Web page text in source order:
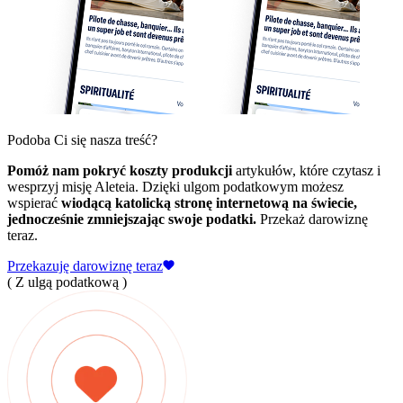
Podoba Ci się nasza treść?
Pomóż nam pokryć koszty produkcji artykułów, które czytasz i
wesprzyj misję Aleteia. Dzięki ulgom podatkowym możesz
wspierać wiodącą katolicką stronę internetową na świecie,
jednocześnie zmniejszając swoje podatki. Przekaż darowiznę
teraz.
Przekazuję darowiznę teraz
( Z ulgą podatkową )